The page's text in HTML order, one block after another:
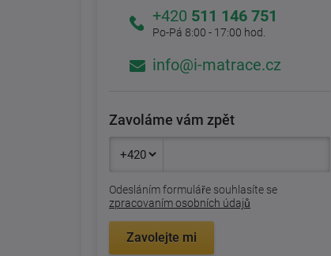
+420 511 146 751
Po-Pá 8:00 - 17:00 hod.
info@i-matrace.cz
Zavoláme vám zpět
Odesláním formuláře souhlasíte se
zpracovaním osobních údajů
Zavolejte mi